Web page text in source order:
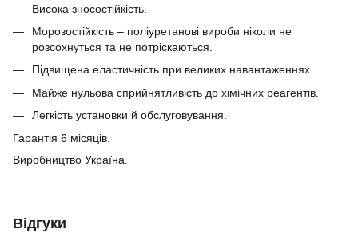
Висока зносостійкість.
Морозостійкість – поліуретанові вироби ніколи не
розсохнуться та не потріскаються.
Підвищена еластичність при великих навантаженнях.
Майже нульова сприйнятливість до хімічних реагентів.
Легкість установки й обслуговування.
Гарантія 6 місяців.
Виробництво Україна.
Відгуки